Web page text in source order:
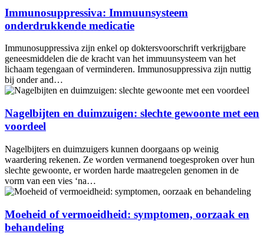
Immunosuppressiva: Immuunsysteem
onderdrukkende medicatie
Immunosuppressiva zijn enkel op doktersvoorschrift verkrijgbare
geneesmiddelen die de kracht van het immuunsysteem van het
lichaam tegengaan of verminderen. Immunosuppressiva zijn nuttig
bij onder and…
Nagelbijten en duimzuigen: slechte gewoonte met een
voordeel
Nagelbijters en duimzuigers kunnen doorgaans op weinig
waardering rekenen. Ze worden vermanend toegesproken over hun
slechte gewoonte, er worden harde maatregelen genomen in de
vorm van een vies ‘na…
Moeheid of vermoeidheid: symptomen, oorzaak en
behandeling